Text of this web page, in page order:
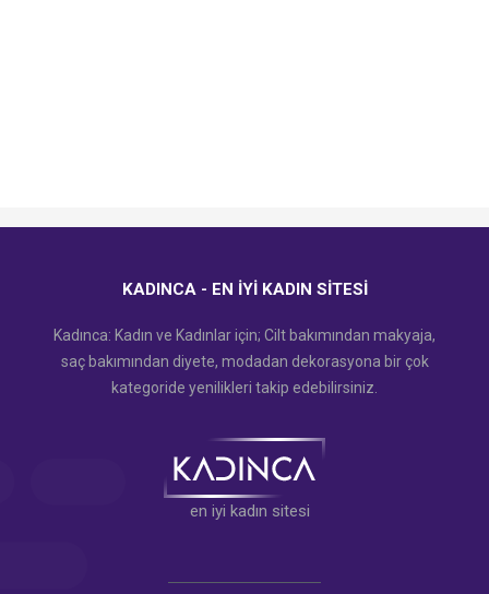
KADINCA - EN İYI KADIN SITESI
Kadınca: Kadın ve Kadınlar için; Cilt bakımından makyaja,
saç bakımından diyete, modadan dekorasyona bir çok
kategoride yenilikleri takip edebilirsiniz.
en iyi kadın sitesi